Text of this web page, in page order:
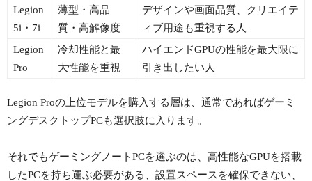
Legion
5i・7i
薄型・高品
質・高解像度
デザインや画面品質、クリエイテ
ィブ用途も重視する人
Legion
Pro
冷却性能と最
大性能を重視
ハイエンドGPUの性能を最大限に
引き出したい人
Legion Proの上位モデルを購入する層は、通常であればゲーミ
ングデスクトップPCも選択肢に入ります。
それでもゲーミングノートPCを選ぶのは、高性能なGPUを搭載
したPCを持ち運ぶ必要がある、設置スペースを確保できない、